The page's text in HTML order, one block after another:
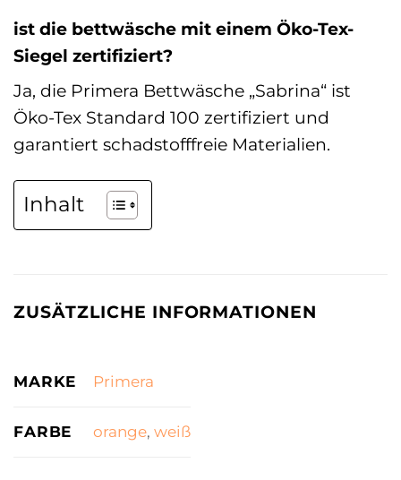
ist die bettwäsche mit einem Öko-Tex-
Siegel zertifiziert?
Ja, die Primera Bettwäsche „Sabrina“ ist
Öko-Tex Standard 100 zertifiziert und
garantiert schadstofffreie Materialien.
Inhalt
ZUSÄTZLICHE INFORMATIONEN
MARKE Primera
FARBE orange, weiß